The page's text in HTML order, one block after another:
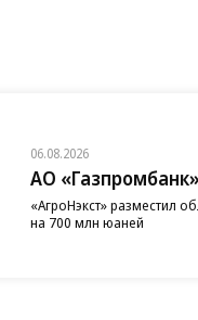
06.08.2026
АО «Газпромбанк»
«АгроНэкст» разместил
на 700 млн юаней